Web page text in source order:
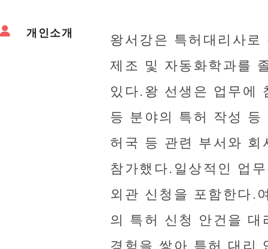
개인소개
왕서강은 특허대리사
제조 및 자동화학과를
있다.왕 선생은 업무에
등 분야의 특허 작성
허국 등 관련 부서와
참가했다.일상적인 업
외관 신청을 포함한다.
의 특허 신청 안건을
경험을 쌓아 특허 대리